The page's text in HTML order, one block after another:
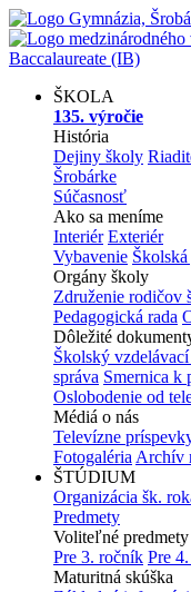
ŠKOLA
135. výročie
História
Dejiny školy
Šrobárke
Súčasnosť
Ako sa meníme
Interiér Exteriér
Vybavenie
Orgány školy
Združenie rodičov
Pedagogická rada
Dôležité
Školský
správa Smernica k
Oslobodenie od
Médiá o nás
Televízne
Fotogaléria Archív
ŠTÚDIUM
Organizácia šk.
Predmety
Voliteľné predmety
Pre 3. ročník Pre
Maturitná skúška